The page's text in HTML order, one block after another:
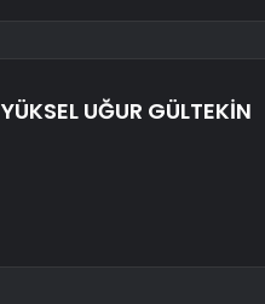
YÜKSEL UĞUR GÜLTEKİN